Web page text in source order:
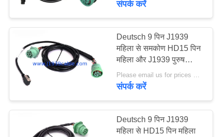
OBD2 विस्तार केबल
19
संपर्क करें
Deutsch 9 पिन J1939
महिला से समकोण HD15 पिन
महिला और J1939 पुरुष
स्प्लिटर Y केबल
Please email us for prices MOQ:100 पीसी
संपर्क करें
Deutsch 9 पिन J1939
महिला से HD15 पिन महिला